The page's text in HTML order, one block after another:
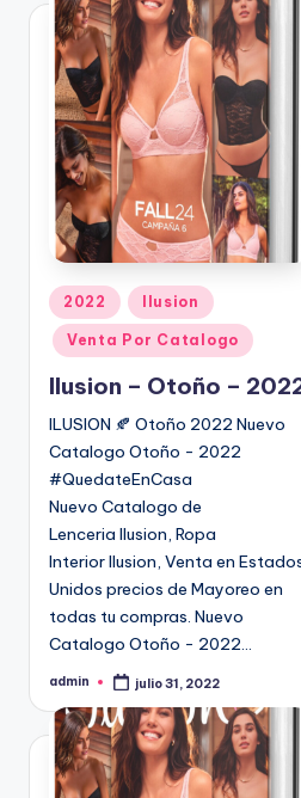
c
a
d
p
o
P
b
l
c
a
d
o
e
n
2022 Ilusion
Venta Por Catalogo
Ilusion – Otoño –
ILUSION 🍂 Otoño 2022 Nuevo
Catalogo Otoño - 2022
#QuedateEnCasa
Nuevo Catalogo de
Lenceria Ilusion, Ropa
Interior Ilusion, Venta en
Unidos precios de Mayoreo en
todas tu compras. Nuevo
Catalogo Otoño - 2022…
P
b
c
a
d
admin julio 31, 2022